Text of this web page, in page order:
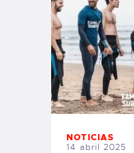
NOTICIAS
14 abril 2025